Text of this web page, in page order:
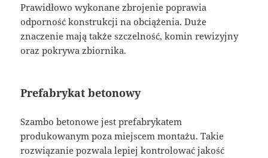
Prawidłowo wykonane zbrojenie poprawia
odporność konstrukcji na obciążenia. Duże
znaczenie mają także szczelność, komin rewizyjny
oraz pokrywa zbiornika.
Prefabrykat betonowy
Szambo betonowe jest prefabrykatem
produkowanym poza miejscem montażu. Takie
rozwiązanie pozwala lepiej kontrolować jakość